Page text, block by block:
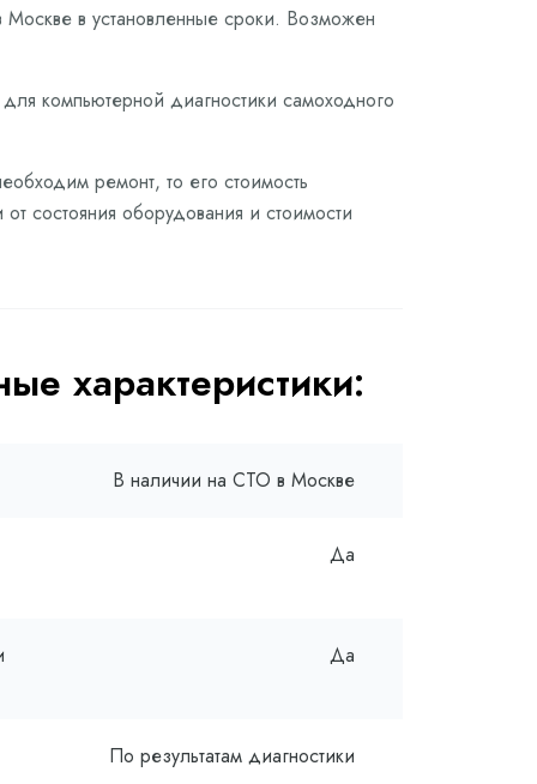
в установленные сроки. Возможен
компьютерной диагностики самоходного
ремонт, то его стоимость
состояния оборудования и стоимости
характеристики:
В наличии на СТО в Москве
Да
Да
По результатам диагностики